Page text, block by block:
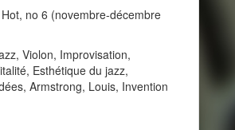
no 6 (novembre-décembre
Violon, Improvisation,
Esthétique du jazz,
Armstrong, Louis, Invention